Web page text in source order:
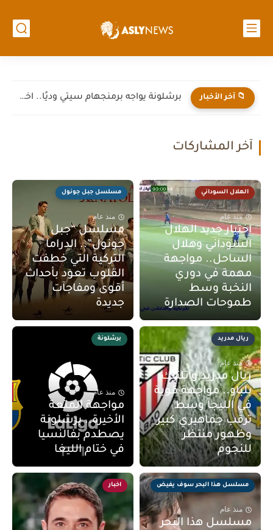
📁 آخر الأخبار برشلونة يواجه برمنجهام سيتي وديًا.. اختبار جديد لهانز فليك قبل...
آخر المشاركات
الهلال السوداني
منذ عام
اختبار جديد الهلال
السوداني وهلال
الساحل.. مواجهة
مهمة في دوري
النخبة وسط
طموحات الصدارة
مسلسل جبل جونول
منذ عام
مسلسل “جبل
جونول”.. الدراما
التركية التي خطفت
القلوب تعود بأحداث
أقوى ومفاجآت
جديدة
ريال مدريد
منذ عام
ريال مدريد وأتلتيك
بلباو.. مواجهة قوية
في الليجا وسط
ترقب جماهيري كبير
وظهور منتظر
للنجوم
برشلونة
منذ عام
مواجهة المتعة
الأخيرة.. برشلونة
يصطدم بفالنسيا
في ختام الليغا
مسلسل هذا البحر سوف يفيض
منذ عام
مسلسل هذا البحر
اخبار